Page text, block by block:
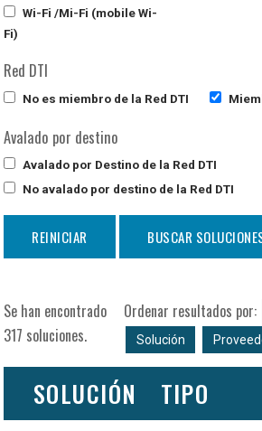
Wi-Fi /Mi-Fi (mobile Wi-
Fi)
Red DTI
No es miembro de la Red DTI
Avalado por destino
Avalado por Destino de la Red DTI
No avalado por destino de la Red DTI
Se han encontrado
317 soluciones.
Ordenar resultados por:
Solución
SOLUCIÓN TIPO